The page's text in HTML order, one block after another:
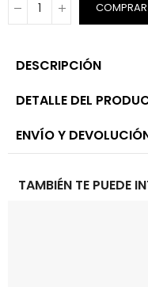
COMPRAR
DESCRIPCIÓN
DETALLE DEL
ENVÍO Y
TAMBIÉN TE PUEDE